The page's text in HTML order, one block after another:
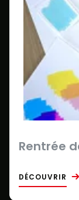
Rentrée
DÉCOUVRIR